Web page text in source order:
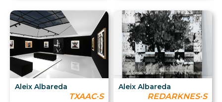
Aleix Albareda
TXAAC·S
Aleix Albareda
REDARKNES·S